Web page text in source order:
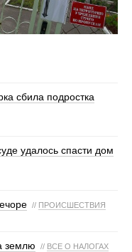
сбила подростка
удалось спасти дом
// ПРОИСШЕСТВИЯ
землю // ВСЕ О НАЛОГАХ